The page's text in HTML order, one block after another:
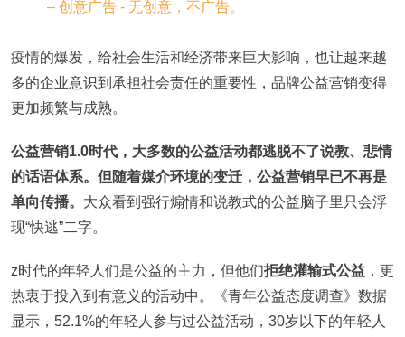
疫情的爆发，给社会生活和经济带来巨大影响，也让越来越
多的企业意识到承担社会责任的重要性，品牌公益营销变得
更加频繁与成熟。
公益营销1.0时代，大多数的公益活动都逃脱不了说教、悲情
的话语体系。但随着媒介环境的变迁，公益营销早已不再是
单向传播。 大众看到强行煽情和说教式的公益脑子里只会浮
现“快逃”二字。
z时代的年轻人们是公益的主力，但他们拒绝灌输式公益 ，更
热衷于投入到有意义的活动中。《青年公益态度调查》数据
显示，52.1%的年轻人参与过公益活动，30岁以下的年轻人